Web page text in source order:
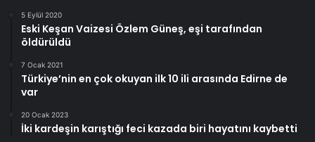
5 Eylül 2020
Eski Keşan Vaizesi Özlem Güneş, eşi tarafından
öldürüldü
7 Ocak 2021
Türkiye’nin en çok okuyan ilk 10 ili arasında Edirne de
var
20 Ocak 2023
İki kardeşin karıştığı feci kazada biri hayatını kaybetti